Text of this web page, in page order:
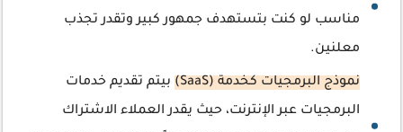
مناسب لو كنت بتستهدف جمهور كبير وتقدر تجذب
معلنين.
نموذج البرمجيات كخدمة (SaaS)
بيتم تقديم خدمات
البرمجيات عبر الإنترنت، حيث يقدر العملاء الاشتراك